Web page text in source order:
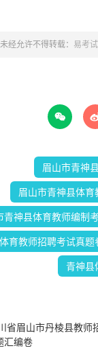
未经允许不得转载： 易考

眉山市青神
眉山市青神县体
青神县体育教师编制
育教师招聘考试真题
青神县
省眉山市丹棱县教师
汇编卷